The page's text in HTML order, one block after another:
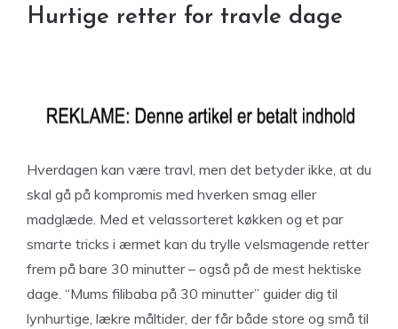
Hurtige retter for travle dage
Hverdagen kan være travl, men det betyder ikke, at du
skal gå på kompromis med hverken smag eller
madglæde. Med et velassorteret køkken og et par
smarte tricks i ærmet kan du trylle velsmagende retter
frem på bare 30 minutter – også på de mest hektiske
dage. “Mums filibaba på 30 minutter” guider dig til
lynhurtige, lækre måltider, der får både store og små til